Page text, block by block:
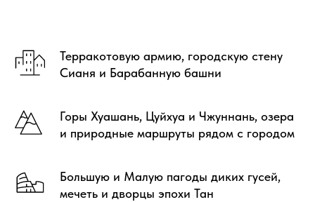
Терракотовую армию, городскую стену
Сианя и Барабанную башни
Горы Хуашань, Цуйхуа и Чжуннань, озера
и природные маршруты рядом с городом
Большую и Малую пагоды диких гусей,
мечеть и дворцы эпохи Тан